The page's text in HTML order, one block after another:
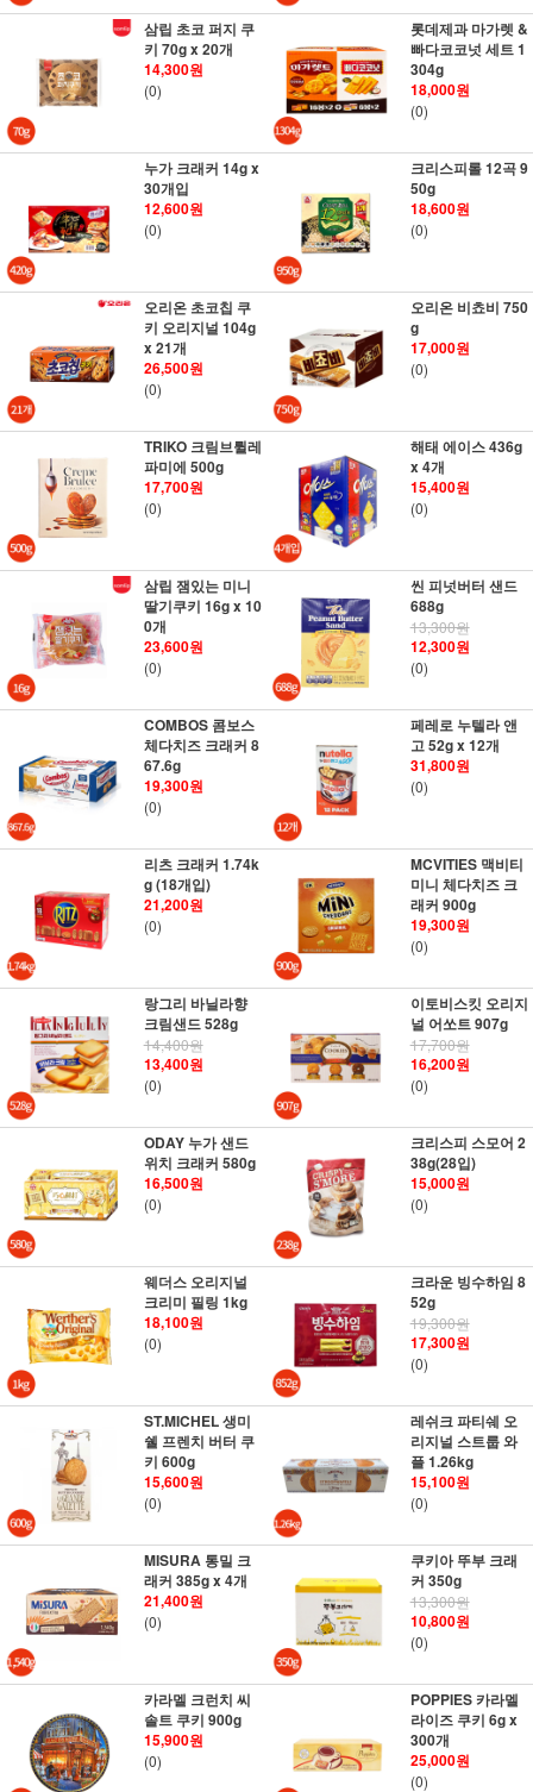
삼립 초코 퍼지 쿠
키 70g x 20개
14,300원
(0)
롯데제과 마가렛 &
빠다코코넛 세트 1
304g
18,000원
(0)
누가 크래커 14g x
30개입
12,600원
(0)
크리스피롤 12곡 9
50g
18,600원
(0)
오리온 초코칩 쿠
키 오리지널 104g
x 21개
26,500원
(0)
오리온 비쵸비 750
g
17,000원
(0)
TRIKO 크림브륄레
파미에 500g
17,700원
(0)
해태 에이스 436g
x 4개
15,400원
(0)
삼립 잼있는 미니
딸기쿠키 16g x 10
0개
23,600원
(0)
씬 피넛버터 샌드
688g
13,300원
12,300원
(0)
COMBOS 콤보스
체다치즈 크래커 8
67.6g
19,300원
(0)
페레로 누텔라 앤
고 52g x 12개
31,800원
(0)
리츠 크래커 1.74k
g (18개입)
21,200원
(0)
MCVITIES 맥비티
미니 체다치즈 크
래커 900g
19,300원
(0)
랑그리 바닐라향
크림샌드 528g
14,400원
13,400원
(0)
이토비스킷 오리지
널 어쏘트 907g
17,700원
16,200원
(0)
ODAY 누가 샌드
위치 크래커 580g
16,500원
(0)
크리스피 스모어 2
38g(28입)
15,000원
(0)
웨더스 오리지널
크리미 필링 1kg
18,100원
(0)
크라운 빙수하임 8
52g
19,300원
17,300원
(0)
ST.MICHEL 생미
쉘 프렌치 버터 쿠
키 600g
15,600원
(0)
레쉬크 파티쉐 오
리지널 스트룹 와
플 1.26kg
15,100원
(0)
MISURA 통밀 크
래커 385g x 4개
21,400원
(0)
쿠키아 뚜부 크래
커 350g
13,300원
10,800원
(0)
카라멜 크런치 씨
솔트 쿠키 900g
15,900원
(0)
POPPIES 카라멜
라이즈 쿠키 6g x
300개
25,000원
(0)